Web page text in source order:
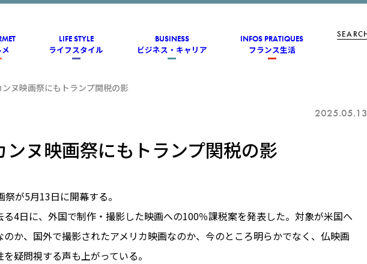
LIFE STYLE
ライフスタイル
BUSINESS
ビジネス・キャリア
INFOS PRATIQUES
フランス生活
ンヌ映画祭にもトランプ関税の影
2025.05.13
ンヌ映画祭にもトランプ関税の影
が5月13日に開幕する。
る4日に、外国で制作・撮影した映画への100％課税案を発表した。対象が米国へ
か、国外で撮影されたアメリカ映画なのか、今のところ明らかでなく、仏映画
疑問視する声も上がっている。